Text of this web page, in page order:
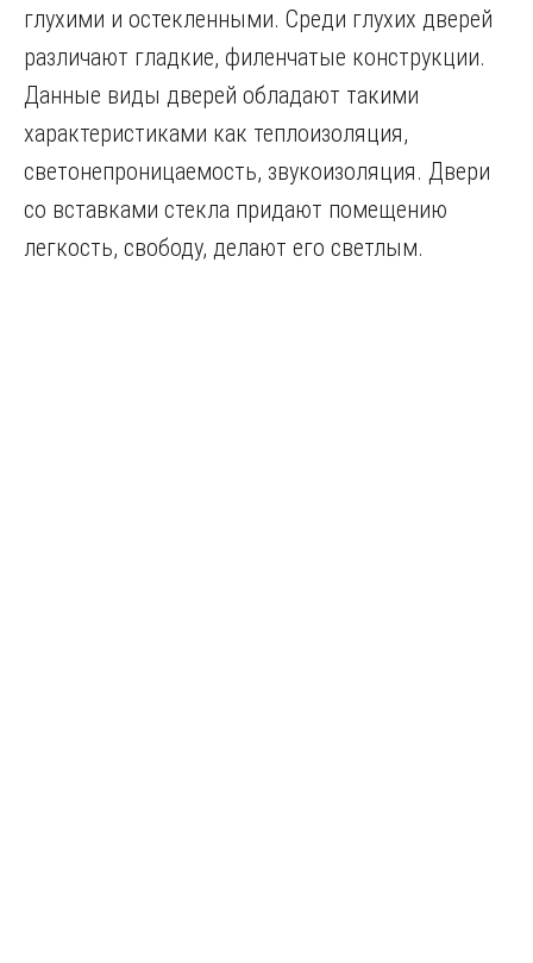
глухими и остекленными. Среди глухих дверей
различают гладкие, филенчатые конструкции.
Данные виды дверей обладают такими
характеристиками как теплоизоляция,
светонепроницаемость, звукоизоляция. Двери
со вставками стекла придают помещению
легкость, свободу, делают его светлым.